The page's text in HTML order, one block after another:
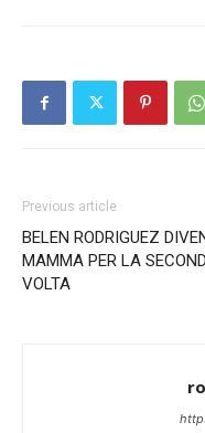
Previous article
BELEN RODRIGUEZ
MAMMA PER LA
VOLTA